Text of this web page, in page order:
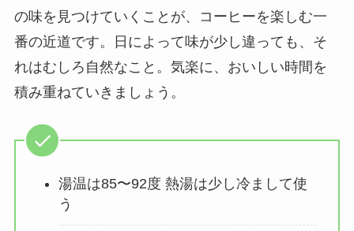
の味を見つけていくことが、コーヒーを楽しむ一
番の近道です。日によって味が少し違っても、そ
れはむしろ自然なこと。気楽に、おいしい時間を
積み重ねていきましょう。
湯温は85〜92度 熱湯は少し冷まして使
う